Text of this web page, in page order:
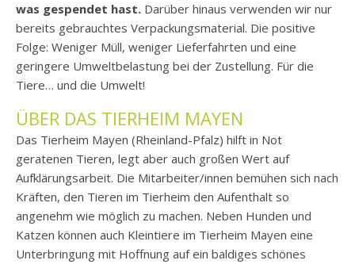
was gespendet hast. Darüber hinaus verwenden wir nur
bereits gebrauchtes Verpackungsmaterial. Die positive
Folge: Weniger Müll, weniger Lieferfahrten und eine
geringere Umweltbelastung bei der Zustellung. Für die
Tiere… und die Umwelt!
ÜBER DAS TIERHEIM MAYEN
Das Tierheim Mayen (Rheinland-Pfalz) hilft in Not
geratenen Tieren, legt aber auch großen Wert auf
Aufklärungsarbeit. Die Mitarbeiter/innen bemühen sich nach
Kräften, den Tieren im Tierheim den Aufenthalt so
angenehm wie möglich zu machen. Neben Hunden und
Katzen können auch Kleintiere im Tierheim Mayen eine
Unterbringung mit Hoffnung auf ein baldiges schönes